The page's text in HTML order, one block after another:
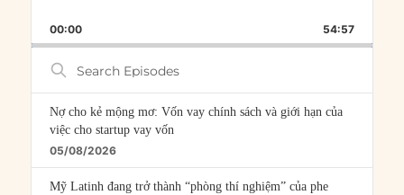
RATE
FORWARD
00:00 54:57
Search
Episodes
Nợ cho kẻ mộng mơ: Vốn vay chính sách và giới hạn của
việc cho startup vay vốn
05/08/2026
Mỹ Latinh đang trở thành “phòng thí nghiệm” của phe